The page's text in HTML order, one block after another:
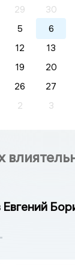
29 30
5 6
12 13
19 20
26 27
2 3
Евгений